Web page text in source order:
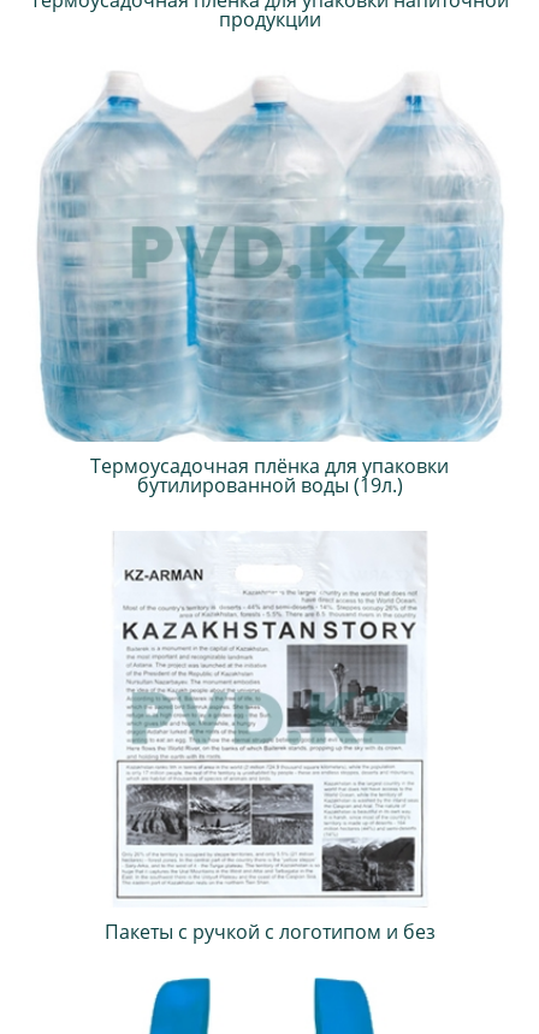
продукции
Термоусадочная плёнка для упаковки
бутилированной воды (19л.)
Пакеты с ручкой с логотипом и без